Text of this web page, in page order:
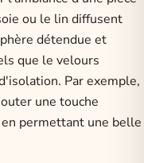
ou le lin diffusent
détendue et
que le velours
Par exemple,
une touche
permettant une belle